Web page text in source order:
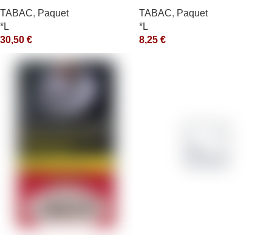
TABAC, Paquet
*L
30,50 €
TABAC, Paquet
*L
8,25 €